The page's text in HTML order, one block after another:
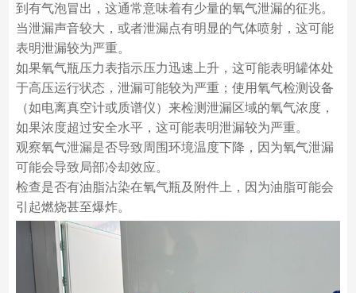
到有气泡冒出，这通常意味着有少量的氧气泄漏的征兆。
当泄漏声音较大，或者泄漏点有明显的气体喷射，这可能
表明泄漏较为严重。
如果氧气瓶压力表指示压力迅速上升，这可能表明罐体处
于高压运行状态，泄漏可能较为严重；使用氧气检测设备
（如电离真空计或质谱仪）来检测泄漏区域的氧气浓度，
如果浓度超过安全水平，这可能表明泄漏较为严重。
观察氧气泄漏是否导致周围环境温度下降，因为氧气泄漏
可能会导致局部冷却效应。
检查是否有油脂沾染在氧气瓶及附件上，因为油脂可能会
引起燃烧甚至爆炸。